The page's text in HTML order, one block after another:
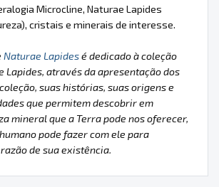
Microcline, Naturae Lapides
cristais e minerais de interesse.
Naturae Lapidesé dedicado à coleção
Lapides, através da apresentação dos
suas histórias, suas origens e
que permitem descobrir em
mineral que a Terra pode nos oferecer,
pode fazer com ele para
de sua existência.